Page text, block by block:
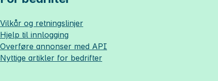
Vilkår og retningslinjer
Hjelp til innlogging
Overføre annonser med API
Nyttige artikler for bedrifter